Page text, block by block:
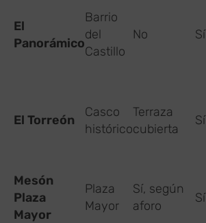
El
Panorámico
Barrio
del
Castillo
No Sí
El Torreón
Casco
histórico
Terraza
cubierta
Sí
Mesón
Plaza
Mayor
Plaza
Mayor
Sí, según
aforo
Sí